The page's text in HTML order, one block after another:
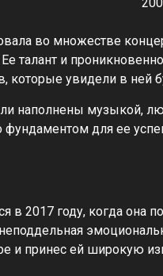
во множестве
талант и
которые увидели в ней
наполнены музыкой,
фундаментом для ее
2017 году, когда она
и принес ей широкую